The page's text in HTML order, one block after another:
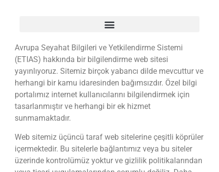
Avrupa Seyahat Bilgileri ve Yetkilendirme Sistemi
(ETIAS) hakkında bir bilgilendirme web sitesi
yayınlıyoruz. Sitemiz birçok yabancı dilde mevcuttur ve
herhangi bir kamu idaresinden bağımsızdır. Özel bilgi
portalımız internet kullanıcılarını bilgilendirmek için
tasarlanmıştır ve herhangi bir ek hizmet
sunmamaktadır.
Web sitemiz üçüncü taraf web sitelerine çeşitli köprüler
içermektedir. Bu sitelerle bağlantımız veya bu siteler
üzerinde kontrolümüz yoktur ve gizlilik politikalarından